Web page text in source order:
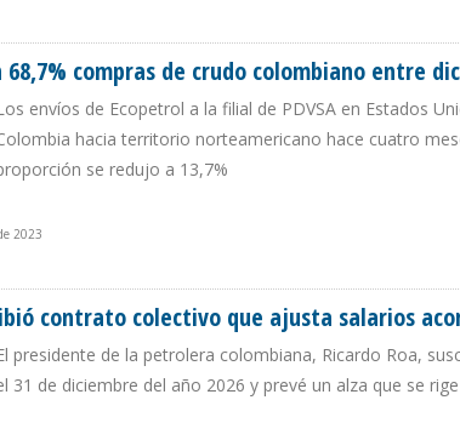
compras de crudo colombiano entre
envíos de Ecopetrol a la filial de PDVSA en Estados
hacia territorio norteamericano hace cuatro
se redujo a 13,7%
2023
contrato colectivo que ajusta salarios
presidente de la petrolera colombiana, Ricardo Roa,
31 de diciembre del año 2026 y prevé un alza que se